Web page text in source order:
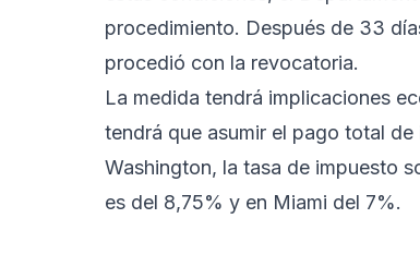
procedimiento. Después de 33
procedió con la revocatoria.
La medida tendrá implicaciones
tendrá que asumir el pago total
Washington, la tasa de impuesto
es del 8,75% y en Miami del 7%.